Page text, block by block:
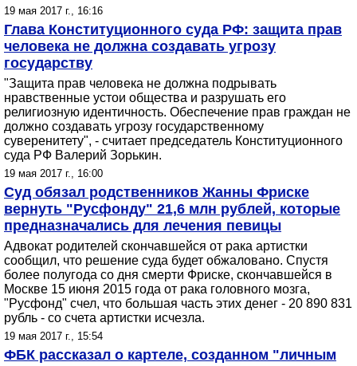
19 мая 2017 г., 16:16
Глава Конституционного суда РФ: защита прав
человека не должна создавать угрозу
государству
"Защита прав человека не должна подрывать
нравственные устои общества и разрушать его
религиозную идентичность. Обеспечение прав граждан не
должно создавать угрозу государственному
суверенитету", - считает председатель Конституционного
суда РФ Валерий Зорькин.
19 мая 2017 г., 16:00
Суд обязал родственников Жанны Фриске
вернуть "Русфонду" 21,6 млн рублей, которые
предназначались для лечения певицы
Адвокат родителей скончавшейся от рака артистки
сообщил, что решение суда будет обжаловано. Спустя
более полугода со дня смерти Фриске, скончавшейся в
Москве 15 июня 2015 года от рака головного мозга,
"Русфонд" счел, что большая часть этих денег - 20 890 831
рубль - со счета артистки исчезла.
19 мая 2017 г., 15:54
ФБК рассказал о картеле, созданном "личным